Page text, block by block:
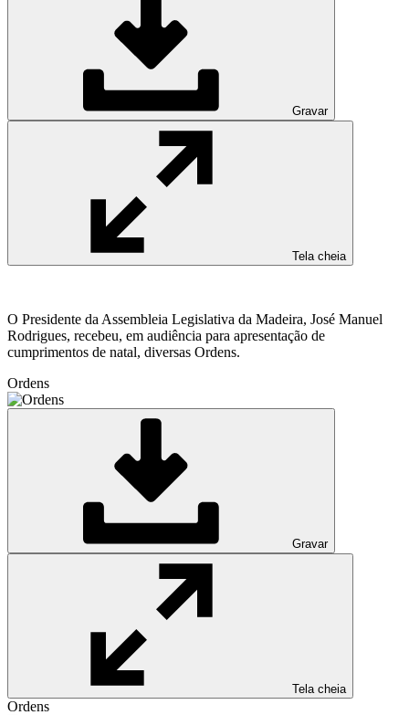
Gravar
Tela cheia
O Presidente da Assembleia Legislativa da Madeira, José Manuel
Rodrigues, recebeu, em audiência para apresentação de
cumprimentos de natal, diversas Ordens.
Ordens
Gravar
Tela cheia
Ordens